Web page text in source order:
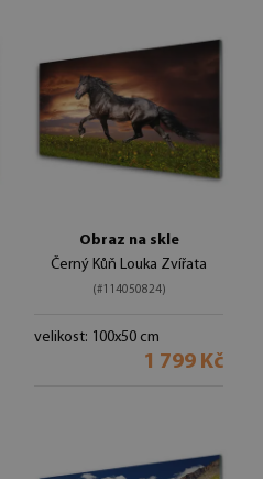
Obraz na skle
Černý Kůň Louka Zvířata
(#114050824)
velikost: 100x50 cm
1 799 Kč